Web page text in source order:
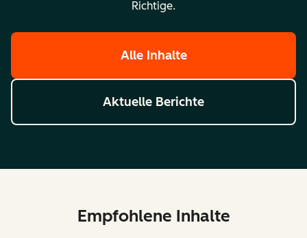
Richtige.
Alle Inhalte
Aktuelle Berichte
Empfohlene Inhalte